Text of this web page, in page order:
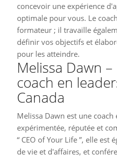
concevoir une expérience
optimale pour vous. Le
formateur ; il travaille
définir vos objectifs et
pour les atteindre.
Melissa Dawn
coach en
Canada
Melissa Dawn est une
expérimentée, réputée et
“ CEO of Your Life ”, elle est
de vie et d'affaires, et